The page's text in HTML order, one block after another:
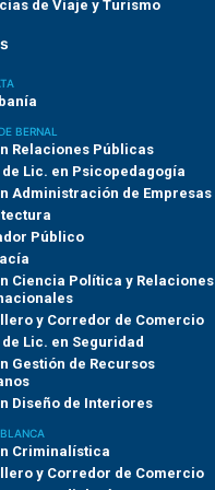
de Viaje y Turismo
BERNAL
Relaciones Públicas
Lic. en Psicopedagogía
Administración de Empresas
Público
Ciencia Política y Relaciones
y Corredor de Comercio
Lic. en Seguridad
Gestión de Recursos
Diseño de Interiores
Criminalística
y Corredor de Comercio